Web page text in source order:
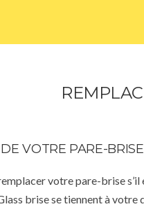
VOTRE PARE-
votre pare-brise
brise se tiennent à